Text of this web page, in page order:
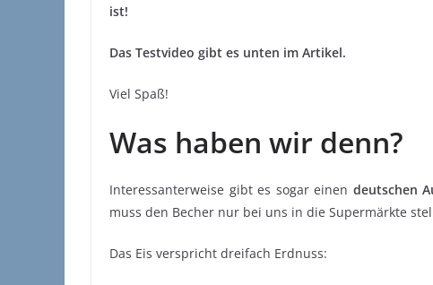
ist!
Das Testvideo gibt es unten im Artikel.
Viel Spaß!
Was haben wir denn?
Interessanterweise gibt es sogar einen deutschen
muss den Becher nur bei uns in die Supermärkte
Das Eis verspricht dreifach Erdnuss: